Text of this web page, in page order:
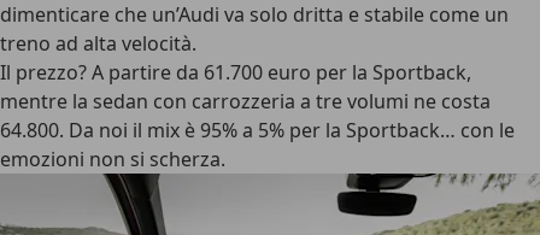
dimenticare che un’Audi va solo dritta e stabile come un
treno ad alta velocità.
Il prezzo?A partire da 61.700 euro per la Sportback,
mentre la sedan con carrozzeria a tre volumi ne costa
64.800. Da noi il mix è 95% a 5% per la Sportback… con le
emozioni non si scherza.